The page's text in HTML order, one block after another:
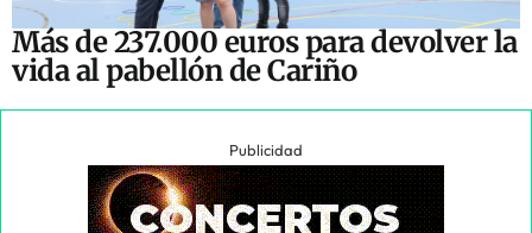
Más de 237.000 euros para devolver la
vida al pabellón de Cariño
Publicidad